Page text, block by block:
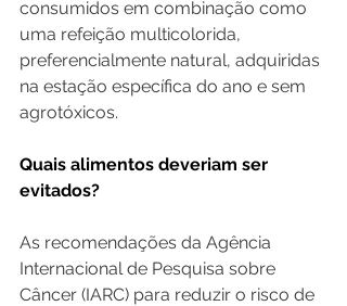
consumidos em combinação como
uma refeição multicolorida,
preferencialmente natural, adquiridas
na estação específica do ano e sem
agrotóxicos.
Quais alimentos deveriam ser
evitados?
As recomendações da Agência
Internacional de Pesquisa sobre
Câncer (IARC) para reduzir o risco de